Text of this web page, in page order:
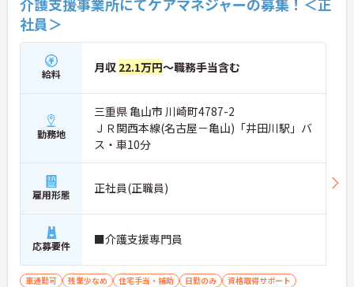
社員＞
給料 月収 22.1万円～職務手当含む
勤務地
三重県 亀山市 川崎町4787-2
ＪＲ関西本線(名古屋－亀山)「井田川駅」バ
ス・車10分
雇用形態 正社員(正職員)
応募要件 ■介護支援専門員
車通勤可 残業少なめ 住宅手当・補助 日勤のみ
資格取得サポート